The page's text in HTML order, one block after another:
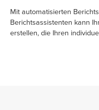
Mit automatisierten
Berichtsassistenten kann
erstellen, die Ihren